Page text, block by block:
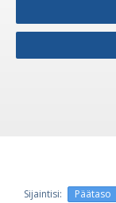
Päätaso